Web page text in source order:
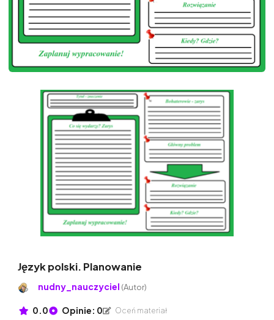
Język polski. Planowanie
nudny_nauczyciel (Autor)
0.0 Opinie: 0 Oceń materiał